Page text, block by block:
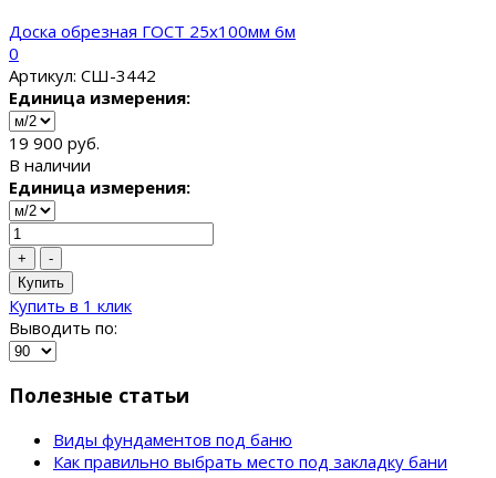
Доска обрезная ГОСТ 25x100мм 6м
0
Артикул: СШ-3442
Единица измерения:
19 900 руб.
В наличии
Единица измерения:
+
-
Купить
Купить в 1 клик
Выводить по:
Полезные статьи
Виды фундаментов под баню
Как правильно выбрать место под закладку бани